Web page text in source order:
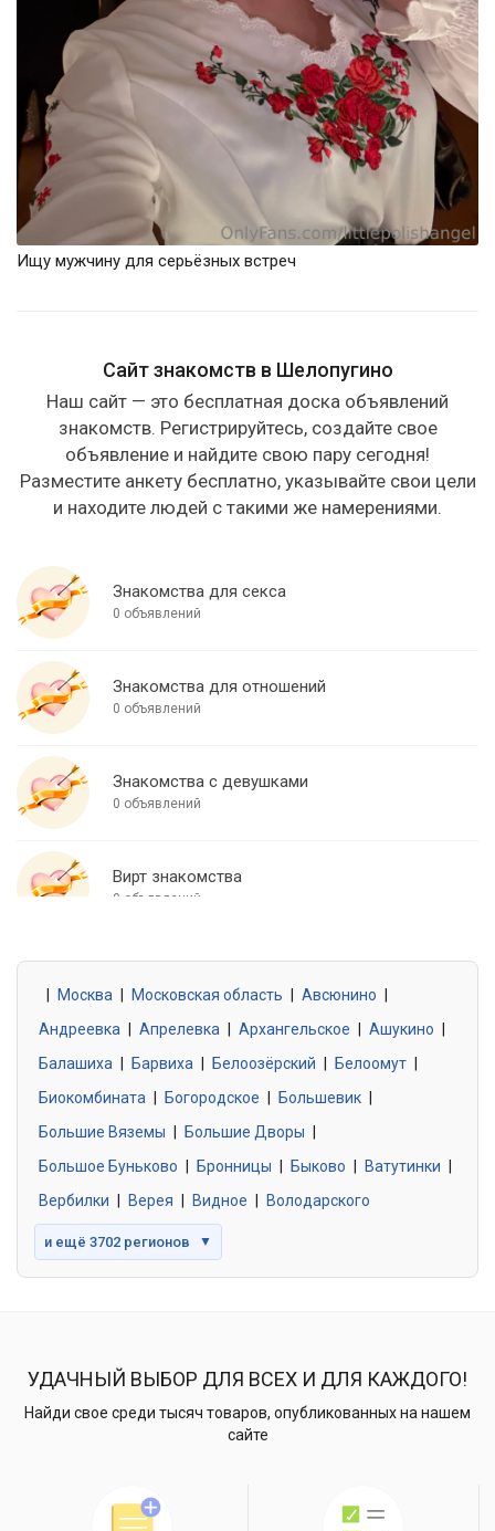
Ищу мужчину для серьёзных встреч
Сайт знакомств в Шелопугино
Наш сайт — это бесплатная доска объявлений
знакомств. Регистрируйтесь, создайте свое
объявление и найдите свою пару сегодня!
Разместите анкету бесплатно, указывайте свои цели
и находите людей с такими же намерениями.
Знакомства для секса
0 объявлений
Знакомства для отношений
0 объявлений
Знакомства с девушками
0 объявлений
Вирт знакомства
0 объявлений
0 объявлений
Знакомства без обязательств
0 объявлений
Москва Московская область Авсюнино
Андреевка
Апрелевка Архангельское Ашукино
Балашиха
Барвиха Белоозёрский Белоомут
Биокомбината
Богородское Большевик
Большие Вяземы
Большие Дворы
Большое Буньково
Бронницы Быково Ватутинки
Вербилки
Верея Видное Володарского
и ещё 3702 регионов ▼
УДАЧНЫЙ ВЫБОР ДЛЯ ВСЕХ И ДЛЯ КАЖДОГО!
Найди свое среди тысяч товаров, опубликованных на нашем
сайте